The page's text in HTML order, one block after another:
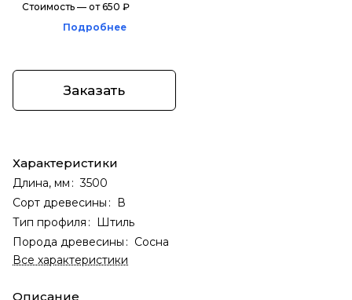
Стоимость — от 650 ₽
Подробнее
Заказать
Характеристики
Длина, мм : 3500
Сорт древесины : В
Тип профиля : Штиль
Порода древесины : Сосна
Все характеристики
Описание